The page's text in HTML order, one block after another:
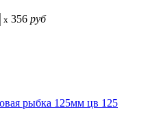
x 356 руб